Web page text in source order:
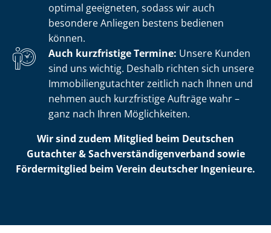
optimal geeigneten, sodass wir auch
besondere Anliegen bestens bedienen
können.
Auch kurzfristige Termine: Unsere Kunden
sind uns wichtig. Deshalb richten sich unsere
Im­mo­bi­li­en­gut­ach­ter zeitlich nach Ihnen und
nehmen auch kurzfristige Aufträge wahr –
ganz nach Ihren Möglichkeiten.
Wir sind zudem Mitglied beim Deutschen
Gutachter & Sach­ver­stän­di­gen­ver­band sowie
Fördermitglied beim Verein deutscher Ingenieure.